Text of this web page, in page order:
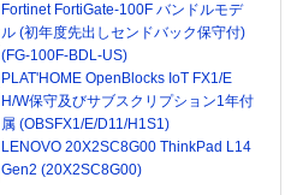
Fortinet FortiGate-100F バンドルモデ
ル (初年度先出しセンドバック保守付)
(FG-100F-BDL-US)
PLAT'HOME OpenBlocks IoT FX1/E
H/W保守及びサブスクリプション1年付
属 (OBSFX1/E/D11/H1S1)
LENOVO 20X2SC8G00 ThinkPad L14
Gen2 (20X2SC8G00)